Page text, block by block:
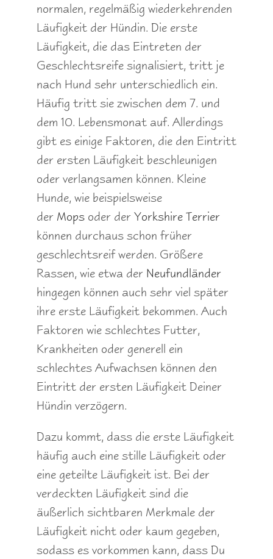
normalen, regelmäßig wiederkehrenden
Läufigkeit der Hündin. Die erste
Läufigkeit, die das Eintreten der
Geschlechtsreife signalisiert, tritt je
nach Hund sehr unterschiedlich ein.
Häufig tritt sie zwischen dem 7. und
dem 10. Lebensmonat auf. Allerdings
gibt es einige Faktoren, die den Eintritt
der ersten Läufigkeit beschleunigen
oder verlangsamen können. Kleine
Hunde, wie beispielsweise
der Mops oder derYorkshire Terrier
können durchaus schon früher
geschlechtsreif werden. Größere
Rassen, wie etwa der Neufundländer
hingegen können auch sehr viel später
ihre erste Läufigkeit bekommen. Auch
Faktoren wie schlechtes Futter,
Krankheiten oder generell ein
schlechtes Aufwachsen können den
Eintritt der ersten Läufigkeit Deiner
Hündin verzögern.
Dazu kommt, dass die erste Läufigkeit
häufig auch eine stille Läufigkeit oder
eine geteilte Läufigkeit ist. Bei der
verdeckten Läufigkeit sind die
äußerlich sichtbaren Merkmale der
Läufigkeit nicht oder kaum gegeben,
sodass es vorkommen kann, dass Du